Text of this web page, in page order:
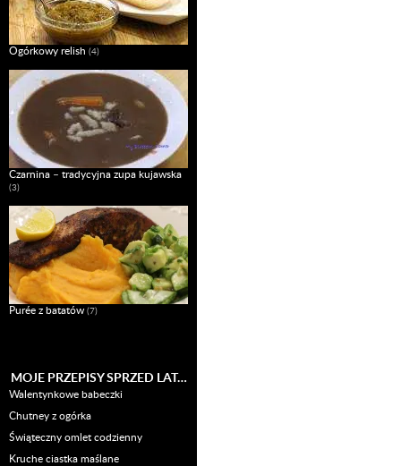
Ogórkowy relish (4)
Czarnina – tradycyjna zupa kujawska
(3)
Purée z batatów (7)
MOJE PRZEPISY SPRZED LAT…
Walentynkowe babeczki
Chutney z ogórka
Świąteczny omlet codzienny
Kruche ciastka maślane